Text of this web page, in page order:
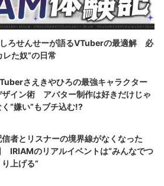
しろせんせーが語るVTuberの最適解 必
た奴”の日常
さえきやひろの最強キャラクター
ザイン術 アバター制作は好きだけじゃ
く“嫌い”もブチ込む!?
信者とリスナーの境界線がなくなった
IRIAMのリアルイベントは“みんなでつ
り上げる”